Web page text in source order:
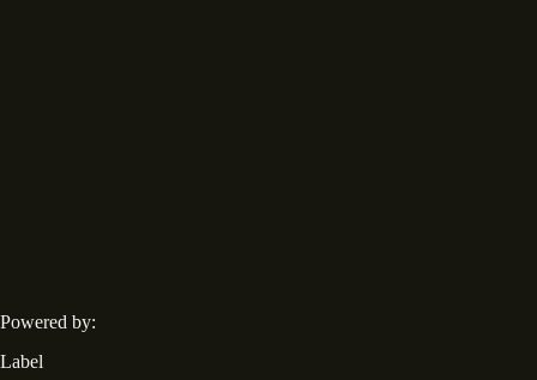
Powered by:
Label